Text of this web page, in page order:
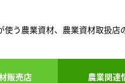
使う農業資材、農業資材取扱店
販売店 農業関連